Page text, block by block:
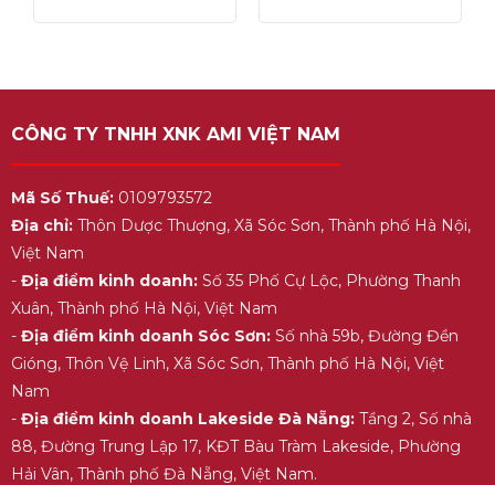
5
5
CÔNG TY TNHH XNK AMI VIỆT NAM
Mã Số Thuế:0109793572
Địa chỉ:Thôn Dược Thượng, Xã Sóc Sơn, Thành phố Hà Nội,
Việt Nam
- Địa điểm kinh doanh:Số 35 Phố Cự Lộc, Phường Thanh
Xuân, Thành phố Hà Nội, Việt Nam
- Địa điểm kinh doanh Sóc Sơn:Số nhà 59b, Đường Đền
Gióng, Thôn Vệ Linh, Xã Sóc Sơn, Thành phố Hà Nội, Việt
Nam
- Địa điểm kinh doanh Lakeside Đà Nẵng:Tầng 2, Số nhà
88, Đường Trung Lập 17, KĐT Bàu Tràm Lakeside, Phường
Hải Vân, Thành phố Đà Nẵng, Việt Nam.